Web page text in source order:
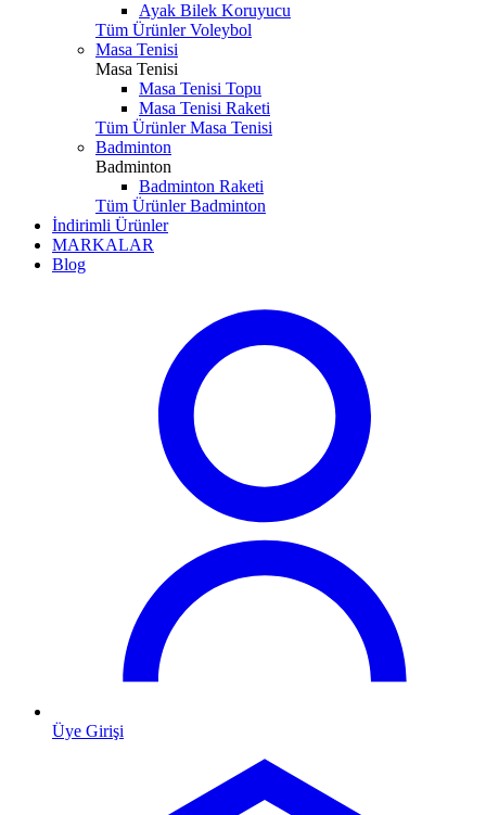
Ayak Bilek Koruyucu
Tüm Ürünler Voleybol
Masa Tenisi
Masa Tenisi
Masa Tenisi Topu
Masa Tenisi Raketi
Tüm Ürünler Masa Tenisi
Badminton
Badminton
Badminton Raketi
Tüm Ürünler Badminton
İndirimli Ürünler
MARKALAR
Blog
Üye Girişi